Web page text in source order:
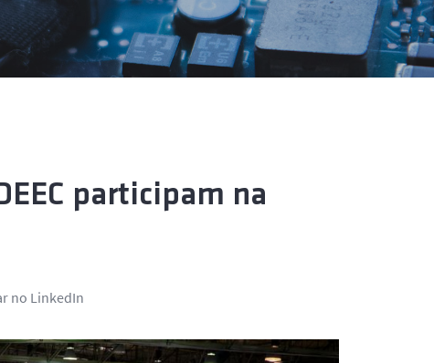
participam na
no LinkedIn